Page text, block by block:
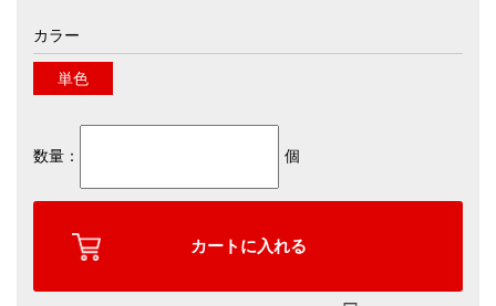
カラー
単色
数量： 個